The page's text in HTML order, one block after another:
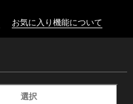
お気に入り機能について
選択